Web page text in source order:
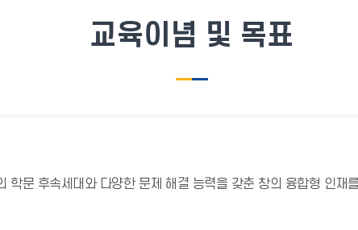
교육이념 및 목표
학문 후속세대와 다양한 문제 해결 능력을 갖춘 창의 융합형 인재